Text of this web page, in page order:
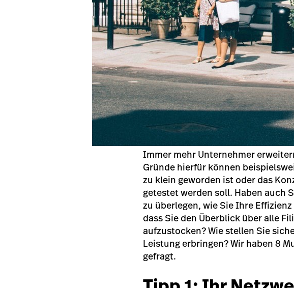
Immer mehr Unternehmer
Gründe hierfür können
zu klein geworden ist oder das
getestet werden soll. Haben auch
zu überlegen, wie Sie Ihre
dass Sie den Überblick über alle
aufzustocken? Wie stellen Sie
Leistung erbringen? Wir haben 8
gefragt.